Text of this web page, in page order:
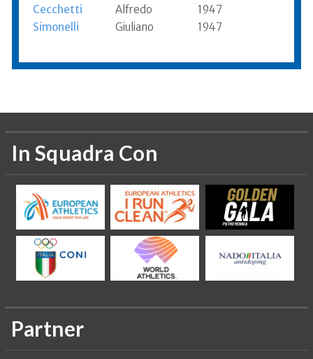
Cecchetti
Alfredo
1947
Simonelli
Giuliano 1947
In Squadra Con
Partner